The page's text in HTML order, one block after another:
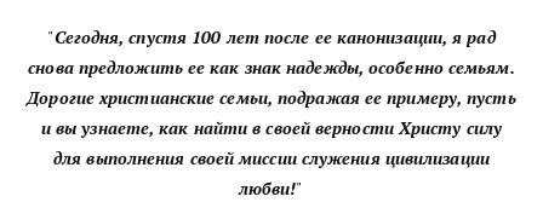
"Сегодня, спустя 100 лет после ее канонизации, я рад
снова предложить ее как знак надежды, особенно семьям.
Дорогие христианские семьи, подражая ее примеру, пусть
и вы узнаете, как найти в своей верности Христу силу
для выполнения своей миссии служения цивилизации
любви!"